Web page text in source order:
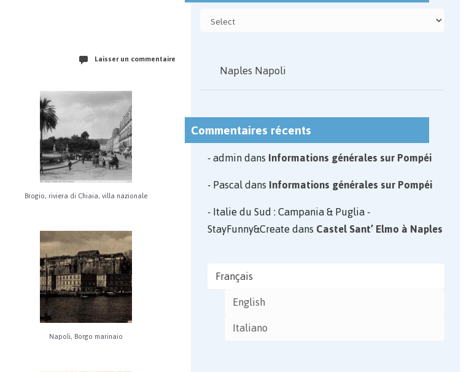
Laisser un commentaire
Brogio, riviera di Chiaia, villa nazionale
Napoli, Borgo marinaio
Naples Napoli
Commentaires récents
admindansInformations générales sur Pompéi
PascaldansInformations générales sur Pompéi
Italie du Sud : Campania & Puglia -
StayFunny&CreatedansCastel Sant’ Elmo à Naples
Français
English
Italiano